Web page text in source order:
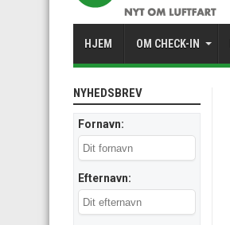
HJEM OM CHECK-IN
NYHEDSBREV
Fornavn:
Efternavn: